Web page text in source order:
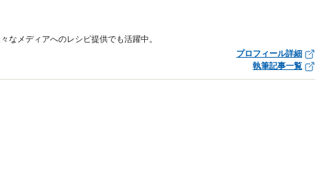
なメディアへのレシピ提供でも活躍中。
プロフィール詳細
執筆記事一覧